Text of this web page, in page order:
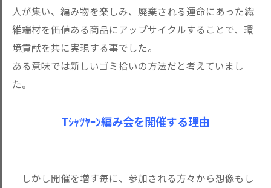
人が集い、編み物を楽しみ、廃棄される運命にあった繊
維端材を価値ある商品にアップサイクルすることで、環
境貢献を共に実現する事でした。
ある意味では新しいゴミ拾いの方法だと考えていまし
た。
Tｼｬﾂﾔｰﾝ編み会を開催する理由
しかし開催を増す毎に、参加される方々から想像もし